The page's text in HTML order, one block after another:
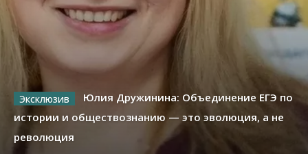
Юлия Дружинина: Объединение ЕГЭ по
истории и обществознанию — это эволюция, а не
революция